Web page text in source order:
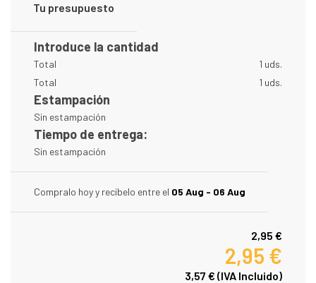
Tu presupuesto
Introduce la cantidad
Total
1 uds.
Total
1 uds.
Estampación
Sin estampación
Tiempo de entrega:
Sin estampación
Compralo hoy y recibelo entre el 05 Aug - 06 Aug
2,95 €
2,95 €
3,57 € (IVA Incluido)